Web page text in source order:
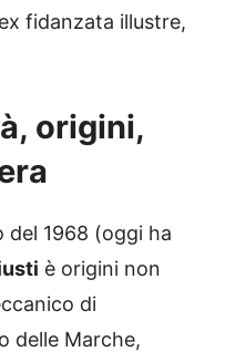
fidanzata illustre,
origini,
del 1968 (oggi ha
è origini non
di
delle Marche,